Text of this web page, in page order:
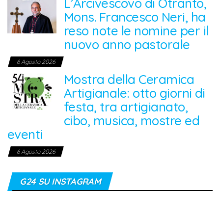
Mons. Francesco Neri, ha
reso note le nomine per il
nuovo anno pastorale
6 Agosto 2026
Mostra della Ceramica
Artigianale: otto giorni di
festa, tra artigianato,
cibo, musica, mostre ed
eventi
6 Agosto 2026
G24 SU INSTAGRAM